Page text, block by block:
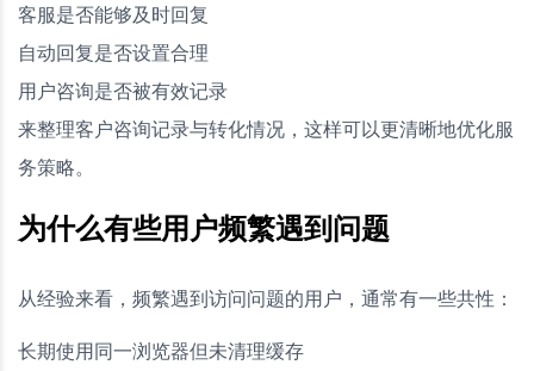
客服是否能够及时回复
自动回复是否设置合理
用户咨询是否被有效记录
来整理客户咨询记录与转化情况，这样可以更清晰地优化服
务策略。
为什么有些用户频繁遇到问题
从经验来看，频繁遇到访问问题的用户，通常有一些共性：
长期使用同一浏览器但未清理缓存